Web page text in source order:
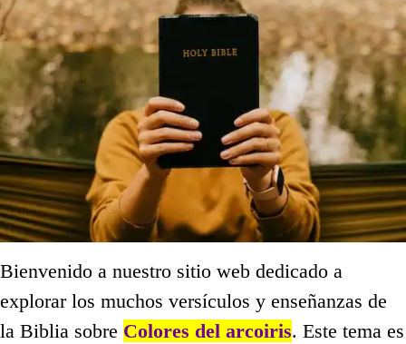
Bienvenido a nuestro sitio web dedicado a
explorar los muchos versículos y enseñanzas de
la Biblia sobre Colores del arcoiris. Este tema es